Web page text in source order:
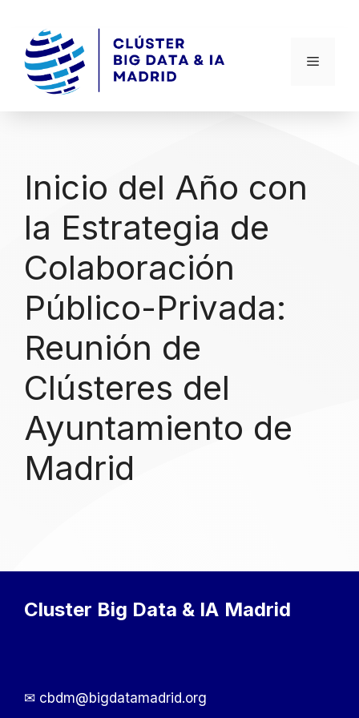
Inicio del Año con
la Estrategia de
Colaboración
Público-Privada:
Reunión de
Clústeres del
Ayuntamiento de
Madrid
Cluster Big Data & IA Madrid
✉ cbdm@bigdatamadrid.org